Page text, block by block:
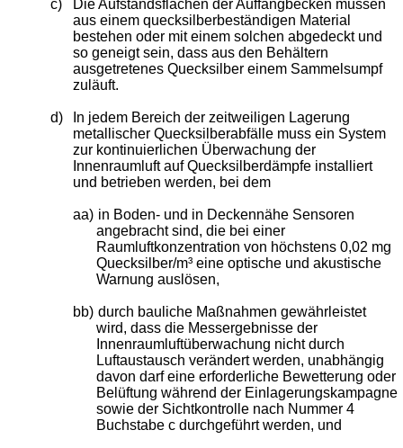
c)
Die Aufstandsflächen der Auffangbecken müssen
aus einem quecksilberbeständigen Material
bestehen oder mit einem solchen abgedeckt und
so geneigt sein, dass aus den Behältern
ausgetretenes Quecksilber einem Sammelsumpf
zuläuft.
d)
In jedem Bereich der zeitweiligen Lagerung
metallischer Quecksilberabfälle muss ein System
zur kontinuierlichen Überwachung der
Innenraumluft auf Quecksilberdämpfe installiert
und betrieben werden, bei dem
aa) in Boden- und in Deckennähe Sensoren
angebracht sind, die bei einer
Raumluftkonzentration von höchstens 0,02 mg
Quecksilber/m³ eine optische und akustische
Warnung auslösen,
bb) durch bauliche Maßnahmen gewährleistet
wird, dass die Messergebnisse der
Innenraumluftüberwachung nicht durch
Luftaustausch verändert werden, unabhängig
davon darf eine erforderliche Bewetterung oder
Belüftung während der Einlagerungskampagne
sowie der Sichtkontrolle nach Nummer 4
Buchstabe c durchgeführt werden, und